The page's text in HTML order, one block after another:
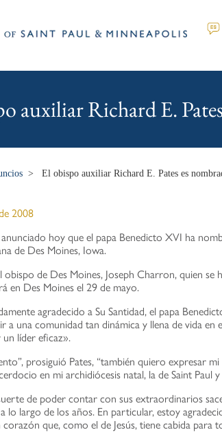
auxiliar Richard E.
> El obispo auxiliar Richard E. Pates es
2008
hoy que el papa Benedicto XVI ha
de Des Moines, Iowa.
obispo de Des Moines, Joseph Charron, quien
en Des Moines el 29 de mayo.
agradecido a Su Santidad, el papa
a una comunidad tan dinámica y llena de vida
líder eficaz».
prosiguió Pates, “también quiero expresar
en mi archidiócesis natal, la de Saint Paul
de poder contar con sus extraordinarios
lo largo de los años. En particular, estoy
que, como el de Jesús, tiene cabida